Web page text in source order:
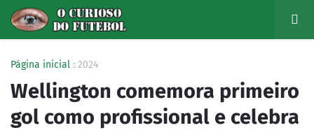
Página inicial 2024
Wellington comemora primeiro
gol como profissional e celebra